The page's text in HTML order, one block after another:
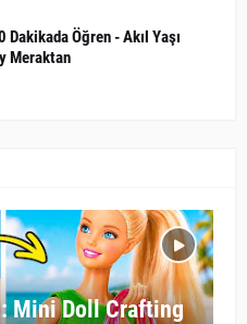
Dakikada Öğren - Akıl Yaşı
Meraktan
Mini Doll Crafting